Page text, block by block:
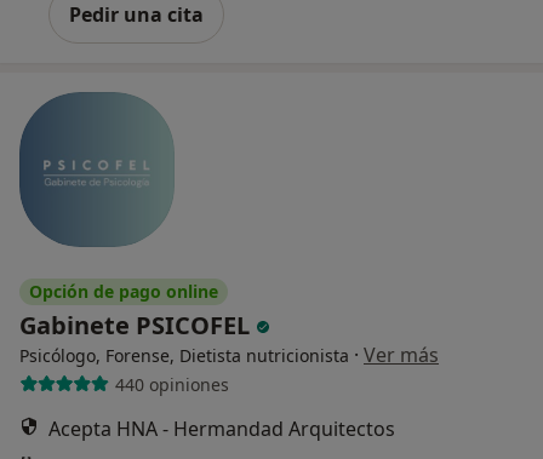
Pedir una cita
Opción de pago online
Gabinete PSICOFEL
Psicólogo, Forense, Dietista nutricionista · Ver más
440 opiniones
Acepta HNA - Hermandad Arquitectos